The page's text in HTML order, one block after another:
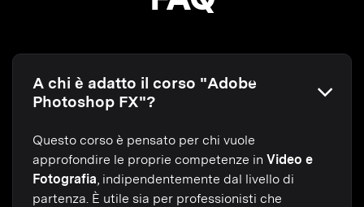
A chi è adatto il corso "Adobe
Photoshop FX"?
Questo corso è pensato per chi vuole
approfondire le proprie competenze in Video e
Fotografia , indipendentemente dal livello di
partenza. È utile sia per professionisti che